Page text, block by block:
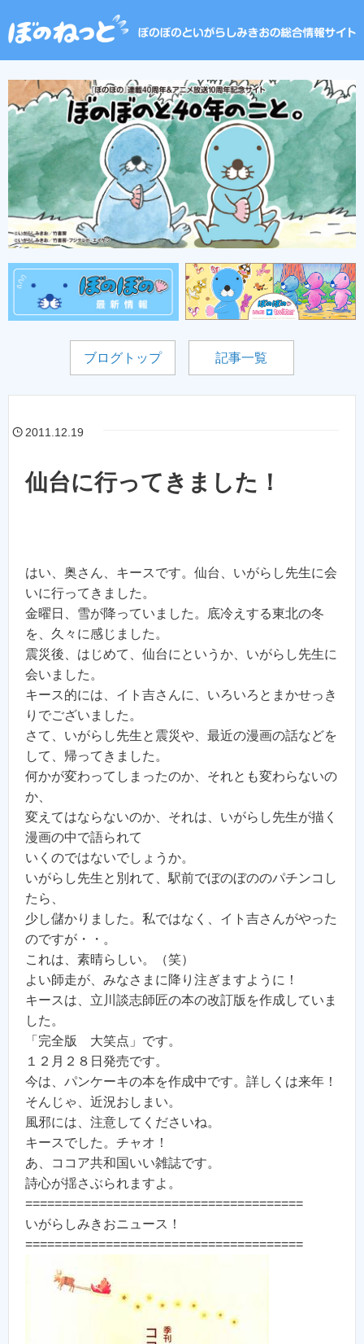
ブログトップ 記事一覧
2011.12.19
仙台に行ってきました！
はい、奥さん、キースです。仙台、いがらし先生に会
いに行ってきました。
金曜日、雪が降っていました。底冷えする東北の冬
を、久々に感じました。
震災後、はじめて、仙台にというか、いがらし先生に
会いました。
キース的には、イト吉さんに、いろいろとまかせっき
りでございました。
さて、いがらし先生と震災や、最近の漫画の話などを
して、帰ってきました。
何かが変わってしまったのか、それとも変わらないの
か、
変えてはならないのか、それは、いがらし先生が描く
漫画の中で語られて
いくのではないでしょうか。
いがらし先生と別れて、駅前でぼのぼののパチンコし
たら、
少し儲かりました。私ではなく、イト吉さんがやった
のですが・・。
これは、素晴らしい。（笑）
よい師走が、みなさまに降り注ぎますように！
キースは、立川談志師匠の本の改訂版を作成していま
した。
「完全版 大笑点」です。
１２月２８日発売です。
今は、パンケーキの本を作成中です。詳しくは来年！
そんじゃ、近況おしまい。
風邪には、注意してくださいね。
キースでした。チャオ！
あ、ココア共和国いい雑誌です。
詩心が揺さぶられますよ。
======================================
いがらしみきおニュース！
======================================